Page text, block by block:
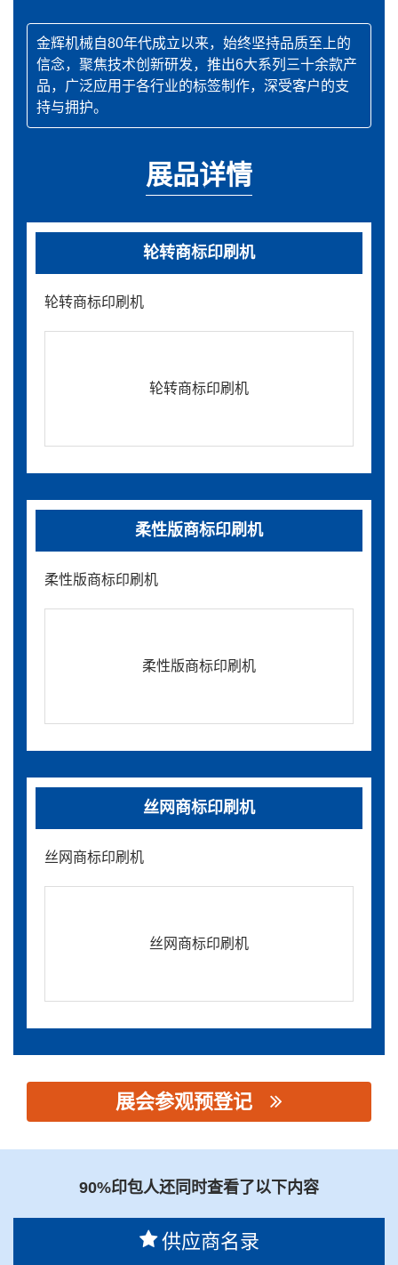
金辉机械自80年代成立以来，始终坚持品质至上的
信念，聚焦技术创新研发，推出6大系列三十余款产
品，广泛应用于各行业的标签制作，深受客户的支
持与拥护。
展品详情
轮转商标印刷机
轮转商标印刷机
轮转商标印刷机
柔性版商标印刷机
柔性版商标印刷机
柔性版商标印刷机
丝网商标印刷机
丝网商标印刷机
丝网商标印刷机
展会参观预登记
90%印包人还同时查看了以下内容
供应商名录